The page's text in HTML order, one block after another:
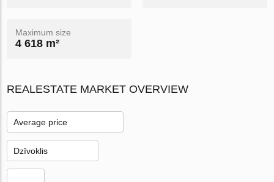
Maximum size
4 618 m²
REALESTATE MARKET OVERVIEW